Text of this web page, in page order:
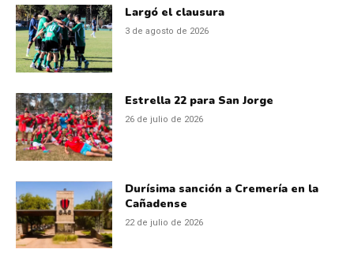
Largó el clausura
3 de agosto de 2026
Estrella 22 para San Jorge
26 de julio de 2026
Durísima sanción a Cremería en la
Cañadense
22 de julio de 2026